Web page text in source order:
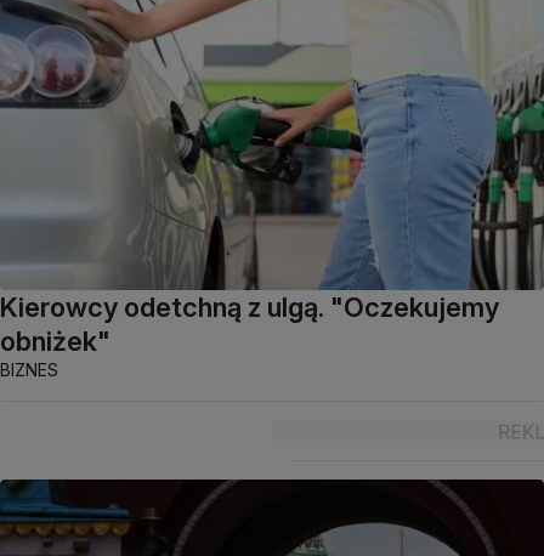
Kierowcy odetchną z ulgą. "Oczekujemy
obniżek"
BIZNES